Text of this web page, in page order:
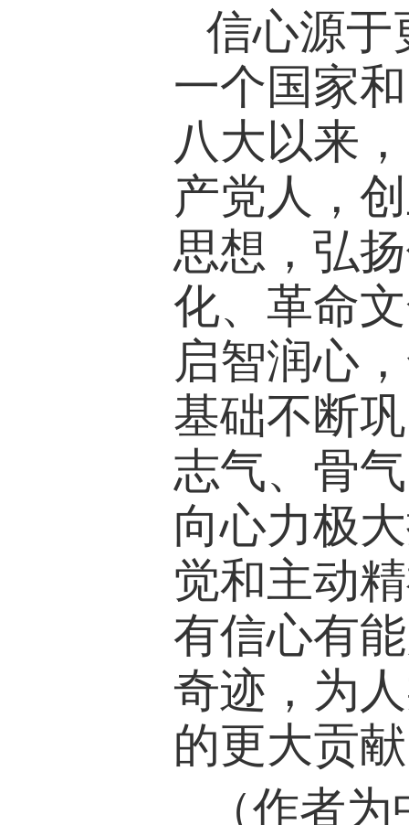
信心源于
一个国家
八大以来
产党人，
思想，弘
化、革命
启智润心
基础不断
志气、骨
向心力极
觉和主动
有信心有
奇迹，为
的更大贡
（作者